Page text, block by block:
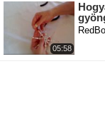
05:58